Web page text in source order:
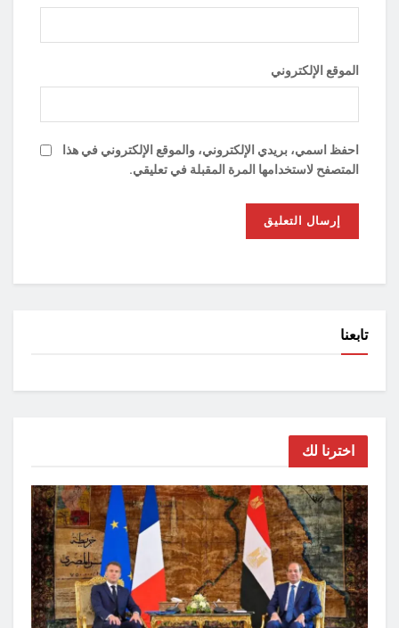
الموقع الإلكتروني
احفظ اسمي، بريدي الإلكتروني، والموقع الإلكتروني في هذا
المتصفح لاستخدامها المرة المقبلة في تعليقي.
تابعنا
اخترنا لك